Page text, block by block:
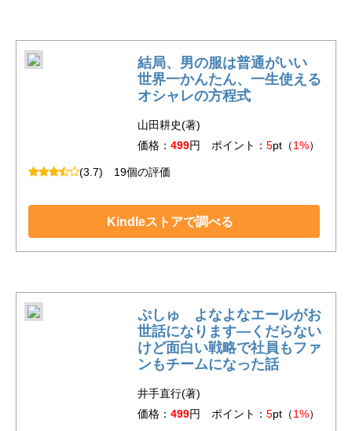
結局、男の服は普通がいい
世界一かんたん、一生使える
オシャレの方程式
山田耕史(著)
価格： 499円 ポイント： 5pt（1%）
(3.7) 19個の評価
Kindleストアで調べる
ぷしゅ よなよなエールがお
世話になります―くだらない
けど面白い戦略で社員もファ
ンもチームになった話
井手直行(著)
価格： 499円 ポイント： 5pt（1%）